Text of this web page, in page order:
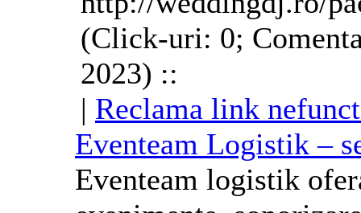
(Click-uri: 0;
2023) ::
| Reclama link
Eventeam Logistik –
Eventeam logistik